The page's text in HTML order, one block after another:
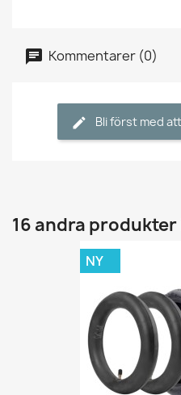
Kommentarer (0)
Bli först med
16 andra
NY